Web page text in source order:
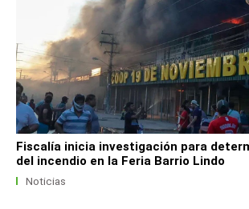
Fiscalía inicia investigación para
del incendio en la Feria Barrio Lindo
Noticias